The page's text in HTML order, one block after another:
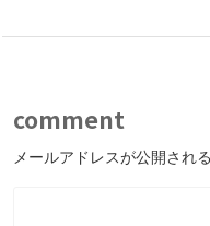
comment
メールアドレスが公開され